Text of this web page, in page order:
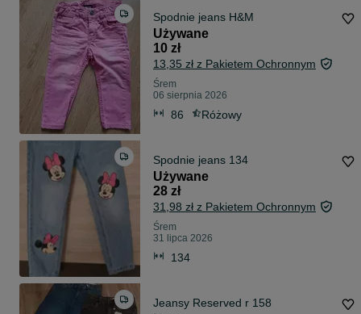
Spodnie jeans H&M
Używane
10 zł
13,35 zł z Pakietem Ochronnym
Śrem
06 sierpnia 2026
86 Różowy
Spodnie jeans 134
Używane
28 zł
31,98 zł z Pakietem Ochronnym
Śrem
31 lipca 2026
134
Jeansy Reserved r 158